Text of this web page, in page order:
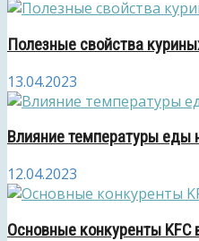
Полезные свойства
13.04.2023
Влияние температуры еды
12.04.2023
Основные конкуренты